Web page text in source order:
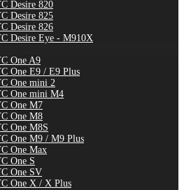
Desire 820
Desire 825
Desire 826
Desire Eye - M910X
One A9
One E9 / E9 Plus
One mini 2
One mini M4
One M7
One M8
One M8S
One M9 / M9 Plus
One Max
One S
One SV
One X / X Plus